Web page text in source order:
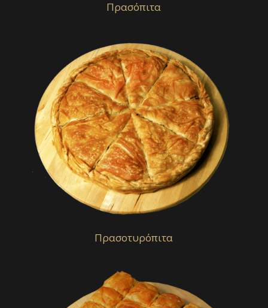
Πρασόπιτα
Πρασοτυρόπιτα